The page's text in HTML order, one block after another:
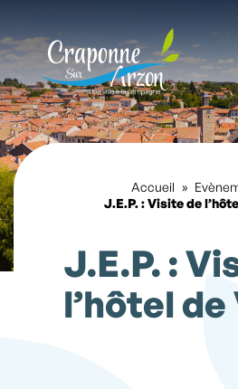
Accueil »
J.E.P. : Visite de
J.E.P. :
l’hôtel